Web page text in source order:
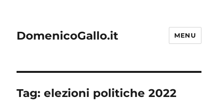
DomenicoGallo.it MENU
Tag:elezioni politiche 2022